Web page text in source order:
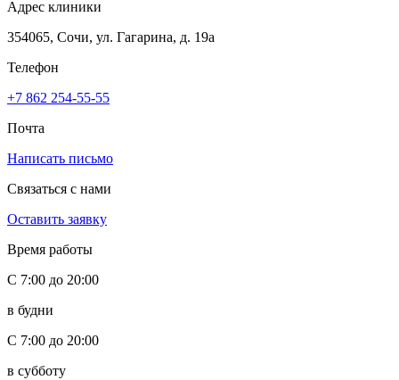
Адрес клиники
354065, Сочи, ул. Гагарина, д. 19а
Телефон
+7 862 254-55-55
Почта
Написать письмо
Связаться с нами
Оставить заявку
Время работы
С 7:00 до 20:00
в будни
С 7:00 до 20:00
в субботу